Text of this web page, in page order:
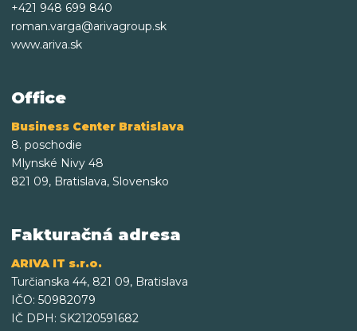
+421 948 699 840
roman.varga@arivagroup.sk
www.ariva.sk
Office
Business Center Bratislava
8. poschodie
Mlynské Nivy 48
821 09, Bratislava, Slovensko
Fakturačná adresa
ARIVA IT s.r.o.
Turčianska 44, 821 09, Bratislava
IČO: 50982079
IČ DPH: SK2120591682